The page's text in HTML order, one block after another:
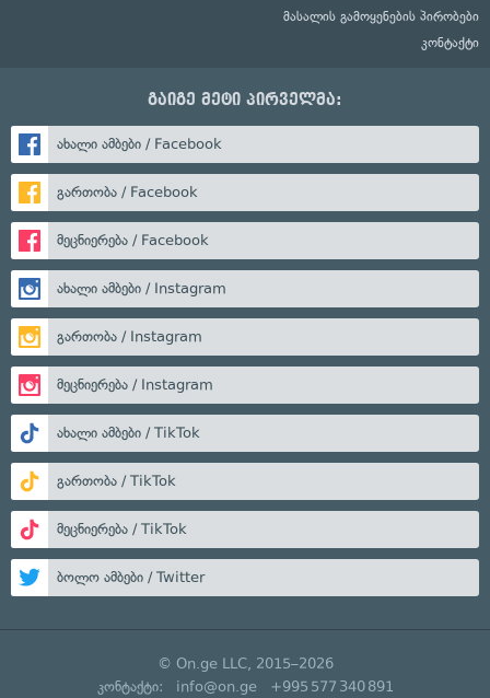
მასალის გამოყენების პირობები
კონტაქტი
გაიგე მეტი პირველმა:
ახალი ამბები / Facebook
გართობა / Facebook
მეცნიერება / Facebook
ახალი ამბები / Instagram
გართობა / Instagram
მეცნიერება / Instagram
ახალი ამბები / TikTok
გართობა / TikTok
მეცნიერება / TikTok
ბოლო ამბები / Twitter
© On.ge LLC, 2015–2026
კონტაქტი: info@on.ge +995 577 340 891